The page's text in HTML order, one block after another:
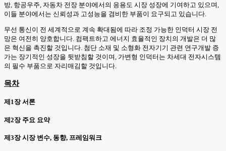
방, 항공우주, 자동차 전장 분야에서의 응용도 시장 성장에 기여하고 있으며,
이들 분야에서는 신뢰성과 고성능을 겸비한 부품이 요구되고 있습니다.
무선 통신이 전 세계적으로 계속 확대됨에 따라 조정 가능한 인덕터 시장 전
망은 여전히 양호합니다. 컴팩트하고 에너지 효율적인 장치의 개발은 더 많
은 혁신을 촉진할 것입니다. 첨단 소재 및 소형화 전자기기 관련 연구개발 증
가는 장기적인 성장을 뒷받침할 것이며, 가변형 인덕터는 차세대 전자시스템
의 필수 부품으로 자리매김할 것입니다.
목차
제1장 서론
제2장 주요 요약
제3장 시장 변수, 동향, 프레임워크